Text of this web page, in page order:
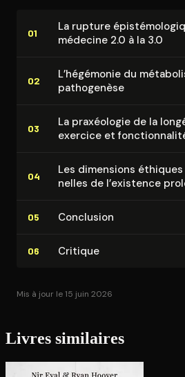
01
La rupture
médecine 2.0 à la 3.0
02
L’hégémonie du
pathogenèse
03
La praxéologie de la
exercice et
04
Les dimensions
nelles de l’existence
05 Conclusion
06 Critique
Mis à jour le 15 juin 2026
Livres similaires